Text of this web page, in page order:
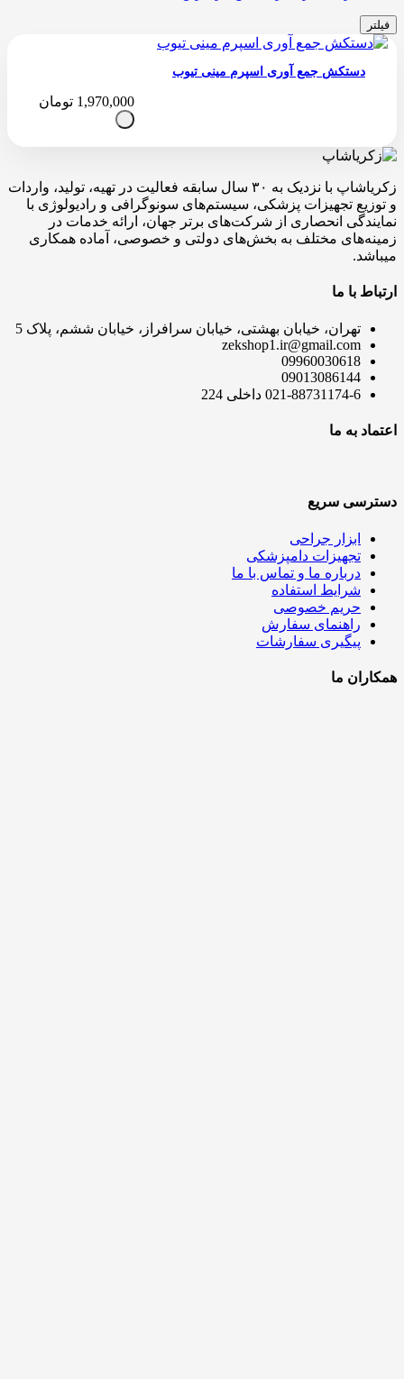
فیلتر
دستکش جمع آوری اسپرم مینی تیوب
1,970,000 تومان
زکریاشاپ با نزدیک به ۳۰ سال سابقه فعالیت در تهیه، تولید، واردات
و توزیع تجهیزات پزشکی، سیستم‌های سونوگرافی و رادیولوژی با
نمایندگی انحصاری از شرکت‌های برتر جهان، ارائه خدمات در
زمینه‌های مختلف به بخش‌های دولتی و خصوصی، آماده همکاری
میباشد.
ارتباط با ما
تهران، خیابان بهشتی، خیابان سرافراز، خیابان ششم، پلاک 5
zekshop1.ir@gmail.com
09960030618
09013086144
021-88731174-6 داخلی 224
اعتماد به ما
دسترسی سریع
ابزار جراحی
تجهیزات دامپزشکی
درباره ما و تماس با ما
شرایط استفاده
حریم خصوصی
راهنمای سفارش
پیگیری سفارشات
همکاران ما